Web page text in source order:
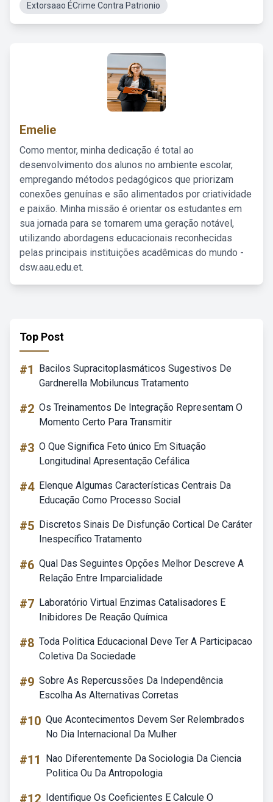
Extorsaao ÉCrime Contra Patrionio
Emelie
Como mentor, minha dedicação é total ao
desenvolvimento dos alunos no ambiente escolar,
empregando métodos pedagógicos que priorizam
conexões genuínas e são alimentados por criatividade
e paixão. Minha missão é orientar os estudantes em
sua jornada para se tornarem uma geração notável,
utilizando abordagens educacionais reconhecidas
pelas principais instituições acadêmicas do mundo -
dsw.aau.edu.et.
Top Post
#1
Bacilos Supracitoplasmáticos Sugestivos De
Gardnerella Mobiluncus Tratamento
#2 Os Treinamentos De Integração Representam O
Momento Certo Para Transmitir
#3 O Que Significa Feto único Em Situação
Longitudinal Apresentação Cefálica
#4 Elenque Algumas Características Centrais Da
Educação Como Processo Social
#5 Discretos Sinais De Disfunção Cortical De Caráter
Inespecífico Tratamento
#6 Qual Das Seguintes Opções Melhor Descreve A
Relação Entre Imparcialidade
#7 Laboratório Virtual Enzimas Catalisadores E
Inibidores De Reação Química
#8 Toda Politica Educacional Deve Ter A Participacao
Coletiva Da Sociedade
#9 Sobre As Repercussões Da Independência
Escolha As Alternativas Corretas
#10 Que Acontecimentos Devem Ser Relembrados
No Dia Internacional Da Mulher
#11
Nao Diferentemente Da Sociologia Da Ciencia
Politica Ou Da Antropologia
#12 Identifique Os Coeficientes E Calcule O